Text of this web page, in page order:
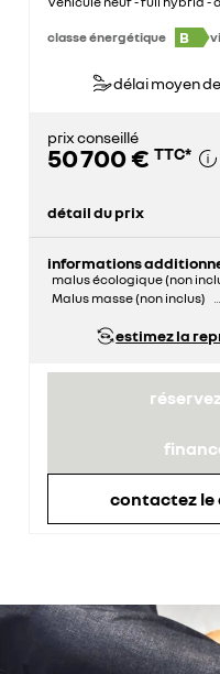
classe énergétique B
délai moyen
prix conseillé
50 700 € TTC*
détail du prix
informations
malus écologique (non
Malus masse (non inclus)
estimez la
contactez le